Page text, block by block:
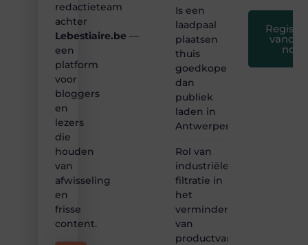
redactieteam
achter
Lebestiaire.be —
een
platform
voor
bloggers
en
lezers
die
houden
van
afwisseling
en
frisse
content.
Is een
laadpaal
plaatsen
thuis
goedkoper
dan
publiek
laden in
Antwerpen?
Rol van
industriële
filtratie in
het
verminderen
van
productvariatie
nog